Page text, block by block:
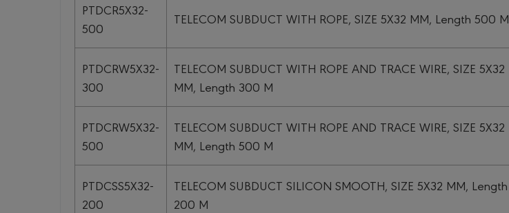
PTDCR5X32-
500
TELECOM SUBDUCT WITH ROPE, SIZE 5X32 MM, Length 500 M
PTDCRW5X32-
300
TELECOM SUBDUCT WITH ROPE AND TRACE WIRE, SIZE 5X32
MM, Length 300 M
PTDCRW5X32-
500
TELECOM SUBDUCT WITH ROPE AND TRACE WIRE, SIZE 5X32
MM, Length 500 M
PTDCSS5X32-
200
TELECOM SUBDUCT SILICON SMOOTH, SIZE 5X32 MM, Length
200 M